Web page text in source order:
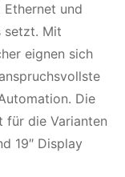
und
setzt. Mit
eignen sich
Die
für die Varianten
19″ Display